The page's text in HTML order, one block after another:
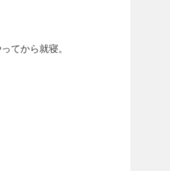
てから就寝。